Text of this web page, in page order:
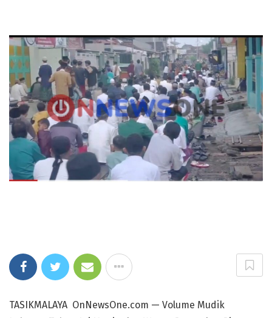
TASIKMALAYA OnNewsOne.com — Volume Mudik